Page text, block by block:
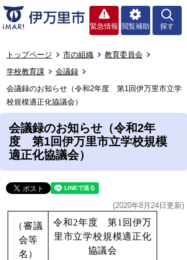
緊急情報 閲覧補助 探す
トップページ 市の組織
教育委員会
学校教育課
会議録
会議録のお知らせ（令和2年度 第1回伊万里市立学
校規模適正化協議会）
会議録のお知らせ（令和2年
度 第1回伊万里市立学校規模
適正化協議会）
(2020年8月24日更新)
（審議
会等
名）
令和2年度 第1回伊万
里市立学校規模適正化
協議会